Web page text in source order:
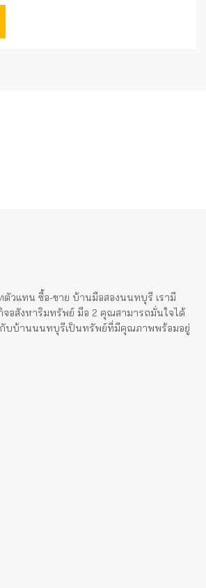
วแทน ซื้อ-ขาย บ้านมือสองนนทบุรี เรามี
จอสังหาริมทรัพย์ มือ 2 คุณสามารถมั่นใจได้
บบ้านนนทบุรีเป็นทรัพย์ที่มีคุณภาพพร้อมอยู่